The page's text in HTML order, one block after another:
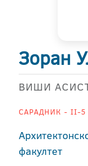
Зоран
ВИШИ
САРАДНИК - II-5
факултет